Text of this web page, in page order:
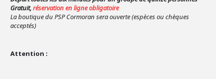
Gratuit,réservation en ligne obligatoire
La boutique du PSP Cormoran sera ouverte (espèces ou chèques
acceptés)
Attention :